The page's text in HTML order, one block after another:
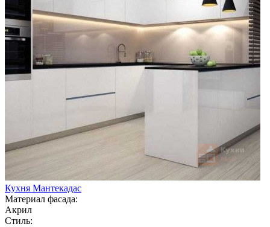
Кухня Мантекадас
Материал фасада:
Акрил
Стиль: